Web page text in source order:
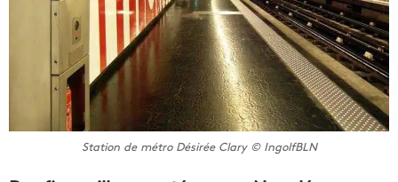
Station de métro Désirée Clary © IngolfBLN